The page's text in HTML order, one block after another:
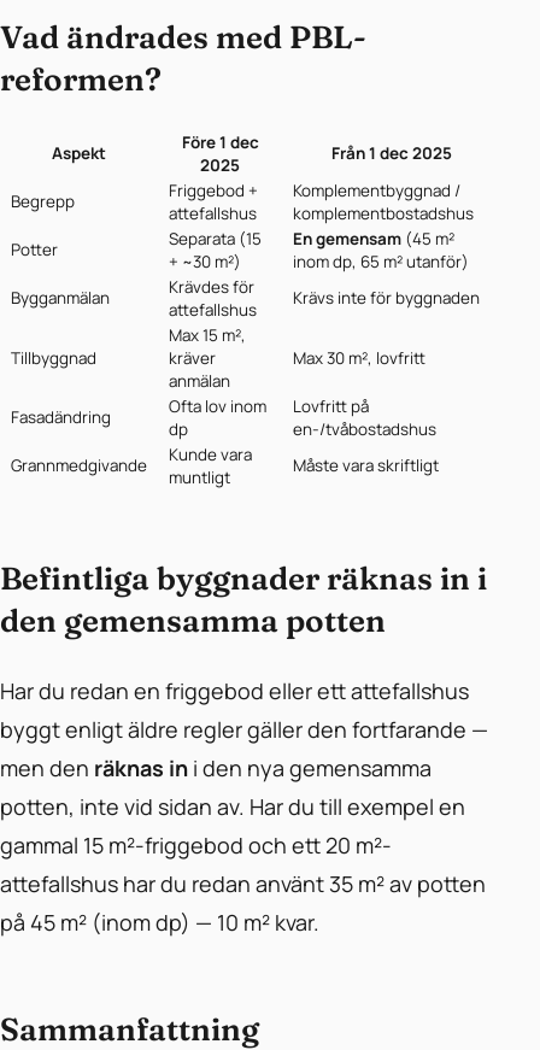
Vad ändrades med PBL-
reformen?
Aspekt
Före 1 dec
2025
Från 1 dec 2025
Begrepp
Friggebod +
attefallshus
Komplementbyggnad /
komplementbostadshus
Potter
Separata (15
+ ~30 m²)
En gemensam(45 m²
inom dp, 65 m² utanför)
Bygganmälan
Krävdes för
attefallshus
Krävs inte för byggnaden
Tillbyggnad
Max 15 m²,
kräver
anmälan
Max 30 m², lovfritt
Fasadändring
Ofta lov inom
dp
Lovfritt på
en-/tvåbostadshus
Grannmedgivande
Kunde vara
muntligt
Måste vara skriftligt
Befintliga byggnader räknas in i
den gemensamma potten
Har du redan en friggebod eller ett attefallshus
byggt enligt äldre regler gäller den fortfarande —
men den räknas in i den nya gemensamma
potten, inte vid sidan av. Har du till exempel en
gammal 15 m²-friggebod och ett 20 m²-
attefallshus har du redan använt 35 m² av potten
på 45 m² (inom dp) — 10 m² kvar.
Sammanfattning